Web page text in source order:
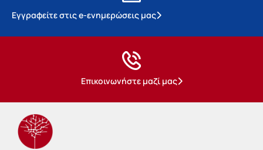
Εγγραφείτε στις e-ενημερώσεις μας
Επικοινωνήστε μαζί μας